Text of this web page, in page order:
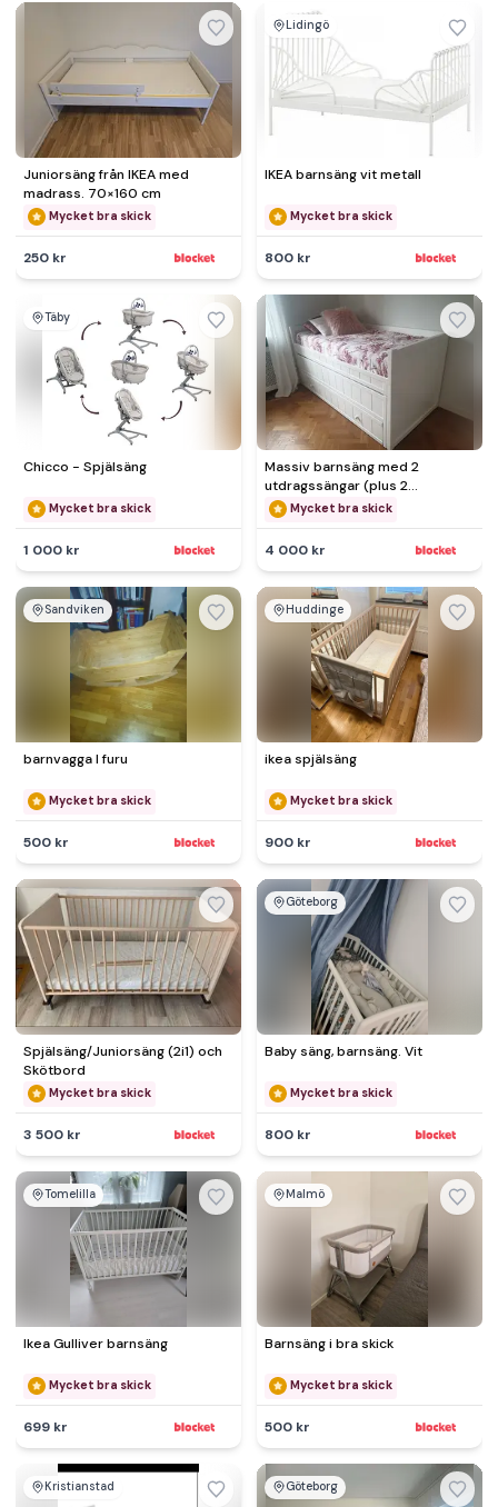
Juniorsäng från IKEA med
madrass. 70×160 cm
Mycket bra skick
250 kr
Lidingö
IKEA barnsäng vit metall
Mycket bra skick
800 kr
Täby
Chicco - Spjälsäng
Mycket bra skick
1 000 kr
Massiv barnsäng med 2
utdragssängar (plus 2
madrasser)
Mycket bra skick
4 000 kr
Sandviken
barnvagga I furu
Mycket bra skick
500 kr
Huddinge
ikea spjälsäng
Mycket bra skick
900 kr
Spjälsäng/Juniorsäng (2i1) och
Skötbord
Mycket bra skick
3 500 kr
Göteborg
Baby säng, barnsäng. Vit
Mycket bra skick
800 kr
Tomelilla
Ikea Gulliver barnsäng
Mycket bra skick
699 kr
Malmö
Barnsäng i bra skick
Mycket bra skick
500 kr
Kristianstad Göteborg